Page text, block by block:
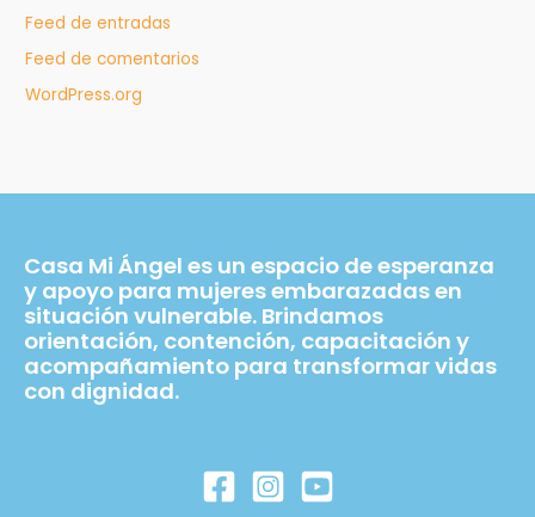
Feed de entradas
Feed de comentarios
WordPress.org
Casa Mi Ángel es un espacio de esperanza
y apoyo para mujeres embarazadas en
situación vulnerable. Brindamos
orientación, contención, capacitación y
acompañamiento para transformar vidas
con dignidad.